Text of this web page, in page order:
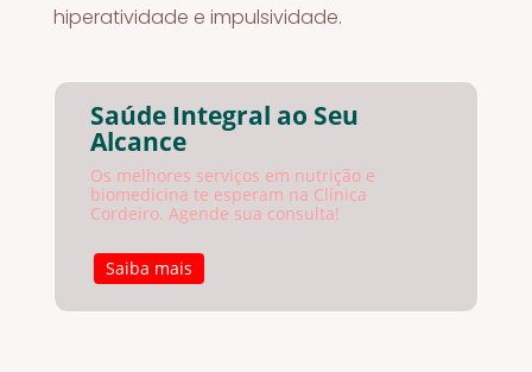
hiperatividade e impulsividade.
Saúde Integral ao Seu
Alcance
Os melhores serviços em nutrição e
biomedicina te esperam na Clínica
Cordeiro. Agende sua consulta!
Saiba mais